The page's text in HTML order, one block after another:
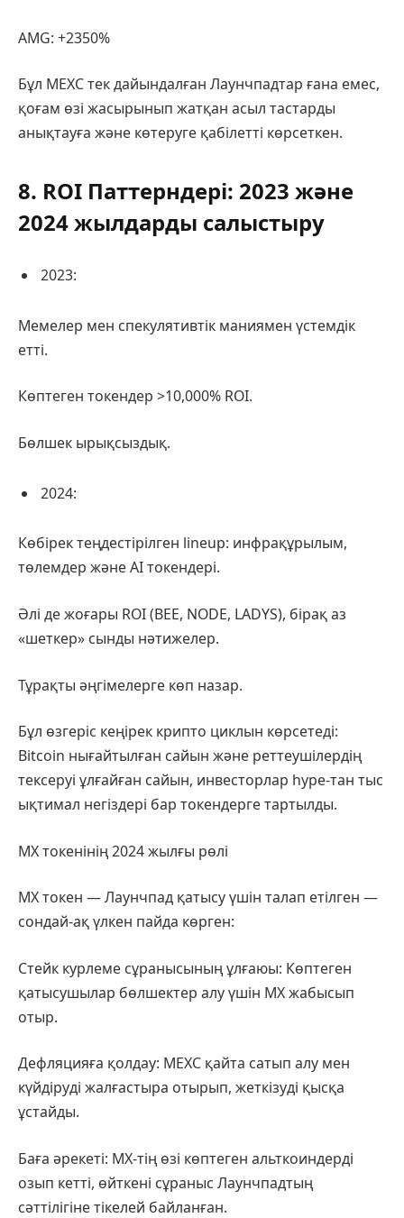
AMG: +2350%
Бұл MEXC тек дайындалған Лаунчпадтар ғана емес,
қоғам өзі жасырынып жатқан асыл тастарды
анықтауға және көтеруге қабілетті көрсеткен.
8. ROI Паттерндері: 2023 және
2024 жылдарды салыстыру
2023:
Мемелер мен спекулятивтік маниямен үстемдік
етті.
Көптеген токендер >10,000% ROI.
Бөлшек ырықсыздық.
2024:
Көбірек теңдестірілген lineup: инфрақұрылым,
төлемдер және AI токендері.
Әлі де жоғары ROI (BEE, NODE, LADYS), бірақ аз
«шеткер» сынды нәтижелер.
Тұрақты әңгімелерге көп назар.
Бұл өзгеріс кеңірек крипто циклын көрсетеді:
Bitcoin нығайтылған сайын және реттеушілердің
тексеруі ұлғайған сайын, инвесторлар hype-тан тыс
ықтимал негіздері бар токендерге тартылды.
MX токенінің 2024 жылғы рөлі
MX токен — Лаунчпад қатысу үшін талап етілген —
сондай-ақ үлкен пайда көрген:
Стейк курлеме сұранысының ұлғаюы: Көптеген
қатысушылар бөлшектер алу үшін MX жабысып
отыр.
Дефляцияға қолдау: MEXC қайта сатып алу мен
күйдіруді жалғастыра отырып, жеткізуді қысқа
ұстайды.
Баға әрекеті: MX-тің өзі көптеген альткоиндерді
озып кетті, өйткені сұраныс Лаунчпадтың
сәттілігіне тікелей байланған.